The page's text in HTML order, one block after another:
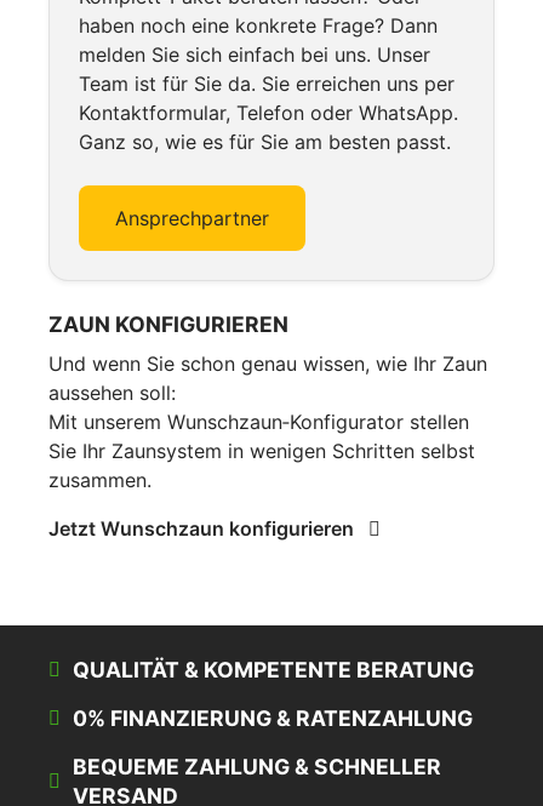
haben noch eine konkrete Frage? Dann
melden Sie sich einfach bei uns. Unser
Team ist für Sie da. Sie erreichen uns per
Kontaktformular, Telefon oder WhatsApp.
Ganz so, wie es für Sie am besten passt.
Ansprechpartner
ZAUN KONFIGURIEREN
Und wenn Sie schon genau wissen, wie Ihr Zaun
aussehen soll:
Mit unserem Wunschzaun‑Konfigurator stellen
Sie Ihr Zaunsystem in wenigen Schritten selbst
zusammen.
Jetzt Wunschzaun konfigurieren
QUALITÄT & KOMPETENTE BERATUNG
0% FINANZIERUNG & RATENZAHLUNG
BEQUEME ZAHLUNG & SCHNELLER
VERSAND